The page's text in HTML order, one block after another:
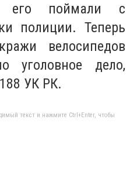
его поймали с
полиции. Теперь
велосипедов
уголовное дело,
УК РК.
текст и нажмите Ctrl+Enter, чтобы